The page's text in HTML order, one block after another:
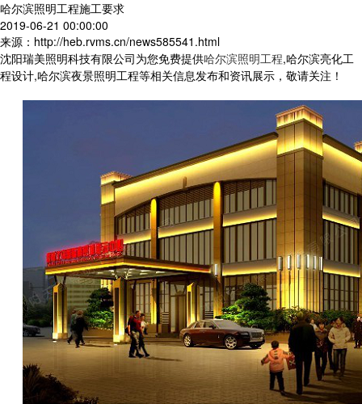
哈尔滨照明工程施工要求
2019-06-21 00:00:00
来源：http://heb.rvms.cn/news585541.html
沈阳瑞美照明科技有限公司为您免费提供哈尔滨照明工程,哈尔滨亮化工
程设计,哈尔滨夜景照明工程等相关信息发布和资讯展示，敬请关注！